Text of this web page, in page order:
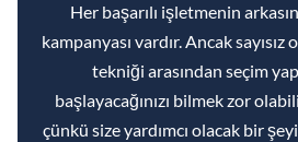
Her başarılı işletmenin
kampanyası vardır. Ancak
tekniği arasından seçim
başlayacağınızı bilmek zor
çünkü size yardımcı olacak bir